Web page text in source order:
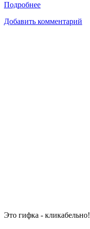
Подробнее
Добавить комментарий
Это гифка - кликабельно!